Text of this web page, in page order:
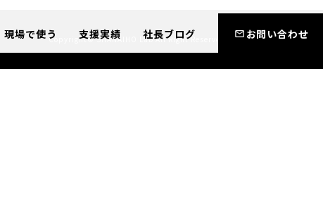
現場で使う 支援実績 社長ブログ お問い合わせ
Copyright© SHANAIHO Lab All Right Reserved